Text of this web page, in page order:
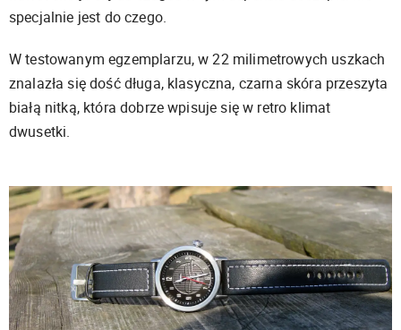
specjalnie jest do czego.
W testowanym egzemplarzu, w 22 milimetrowych uszkach
znalazła się dość długa, klasyczna, czarna skóra przeszyta
białą nitką, która dobrze wpisuje się w retro klimat
dwusetki.